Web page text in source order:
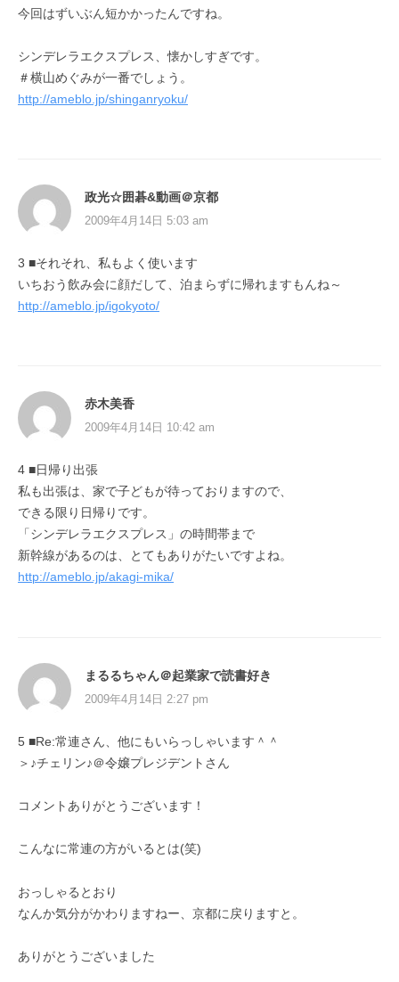
今回はずいぶん短かかったんですね。
シンデレラエクスプレス、懐かしすぎです。
＃横山めぐみが一番でしょう。
http://ameblo.jp/shinganryoku/
政光☆囲碁&動画＠京都
2009年4月14日 5:03 am
3 ■それそれ、私もよく使います
いちおう飲み会に顔だして、泊まらずに帰れますもんね～
http://ameblo.jp/igokyoto/
赤木美香
2009年4月14日 10:42 am
4 ■日帰り出張
私も出張は、家で子どもが待っておりますので、
できる限り日帰りです。
「シンデレラエクスプレス」の時間帯まで
新幹線があるのは、とてもありがたいですよね。
http://ameblo.jp/akagi-mika/
まるるちゃん＠起業家で読書好き
2009年4月14日 2:27 pm
5 ■Re:常連さん、他にもいらっしゃいます＾＾
＞♪チェリン♪＠令嬢プレジデントさん
コメントありがとうございます！
こんなに常連の方がいるとは(笑)
おっしゃるとおり
なんか気分がかわりますねー、京都に戻りますと。
ありがとうございました